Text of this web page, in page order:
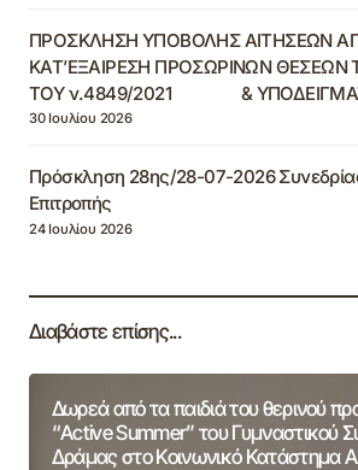
ΠΡΟΣΚΛΗΣΗ ΥΠΟΒΟΛΗΣ ΑΙΤΗΣΕΩΝ
ΚΑΤ’ΕΞΑΙΡΕΣΗ ΠΡΟΣΩΡΙΝΩΝ ΘΕΣΕΩΝ
ΤΟΥ ν.4849/2021 &
30 Ιουλίου 2026
Πρόσκληση 28ης/28-07-2026
Επιτροπής
24 Ιουλίου 2026
Διαβάστε επίσης...
Δωρεά από τα παιδιά του θερινού
“Active Summer” του Γυμναστικού
Δράμας στο Κοινωνικό Κατάστημα